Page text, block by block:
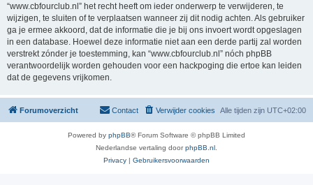
“www.cbfourclub.nl” het recht heeft om ieder onderwerp te verwijderen, te
wijzigen, te sluiten of te verplaatsen wanneer zij dit nodig achten. Als gebruiker
ga je ermee akkoord, dat de informatie die je bij ons invoert wordt opgeslagen
in een database. Hoewel deze informatie niet aan een derde partij zal worden
verstrekt zónder je toestemming, kan “www.cbfourclub.nl” nóch phpBB
verantwoordelijk worden gehouden voor een hackpoging die ertoe kan leiden
dat de gegevens vrijkomen.
Forumoverzicht Alle tijden zijn UTC+02:00
Verwijder cookies
Contact
Powered by phpBB® Forum Software © phpBB Limited
Nederlandse vertaling doorphpBB.nl
Privacy | Gebruikersvoorwaarden